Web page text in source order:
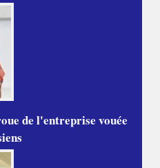
de l'entreprise vouée